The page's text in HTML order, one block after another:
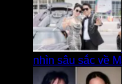
nhìn sâu sắc về